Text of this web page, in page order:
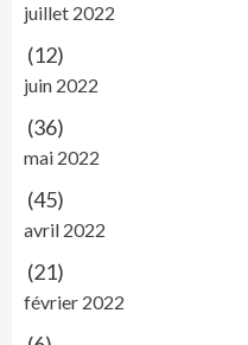
juillet 2022
(12)
juin 2022
(36)
mai 2022
(45)
avril 2022
(21)
février 2022